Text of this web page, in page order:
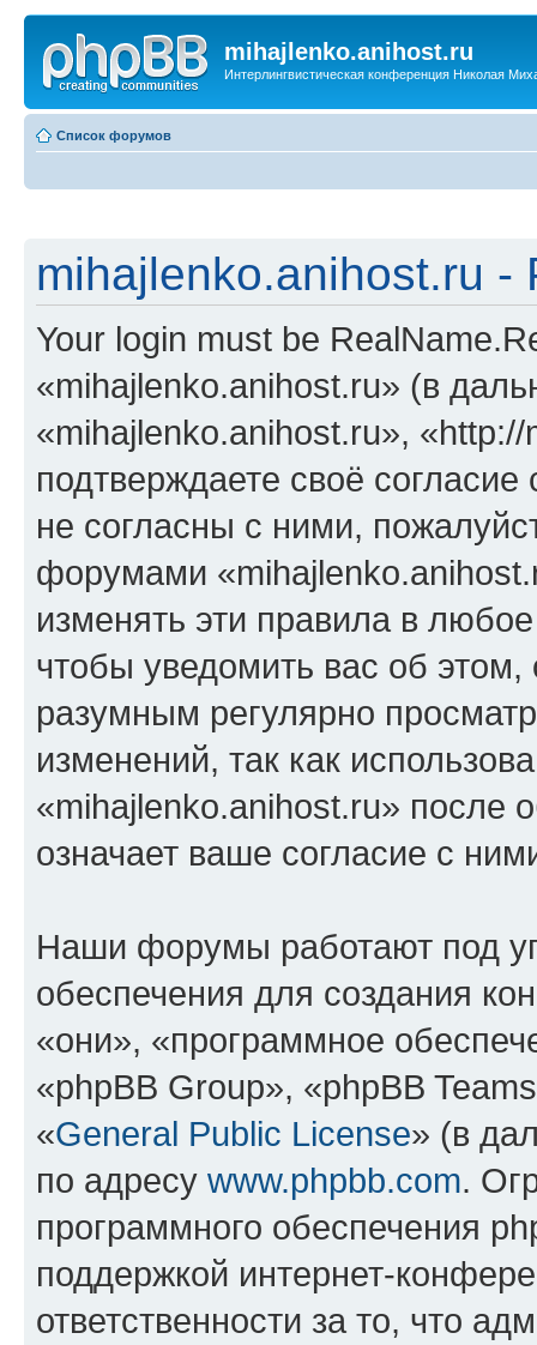
mihajlenko.anihost.ru
Интерлингвистическая конференция Николая
Список форумов
mihajlenko.anihost.ru -
Your login must be
«mihajlenko.anihost.ru» (в
«mihajlenko.anihost.ru»,
подтверждаете своё
не согласны с ними,
форумами
изменять эти правила в
чтобы уведомить вас об
разумным регулярно
изменений, так как
«mihajlenko.anihost.ru» после
означает ваше согласие с
Наши форумы работают под
обеспечения для создания
«они», «программное
«phpBB Group», «phpBB
«General Public License» (в
по адресу www.phpbb.com.
программного обеспечения
поддержкой интернет-
ответственности за то, что